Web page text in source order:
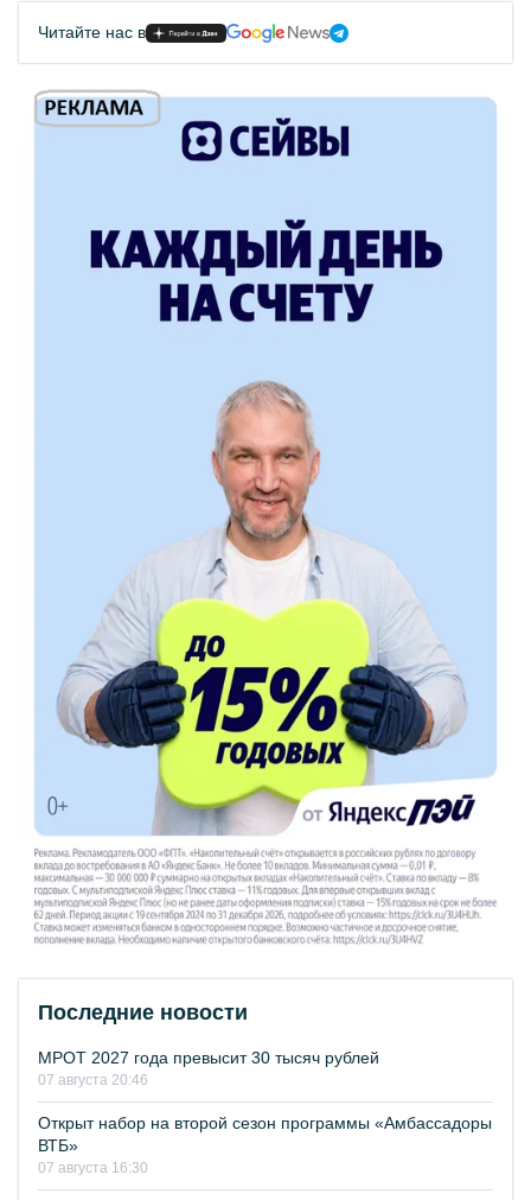
Читайте нас в
Последние новости
МРОТ 2027 года превысит 30 тысяч рублей
07 августа 20:46
Открыт набор на второй сезон программы «Амбассадоры
ВТБ»
07 августа 16:30